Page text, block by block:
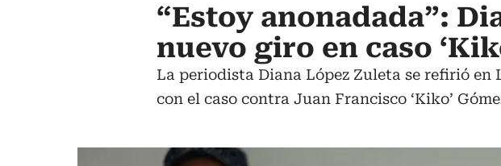
“Estoy anonadada”:
nuevo giro en caso
La periodista Diana López Zuleta se refirió en
con el caso contra Juan Francisco ‘Kiko’